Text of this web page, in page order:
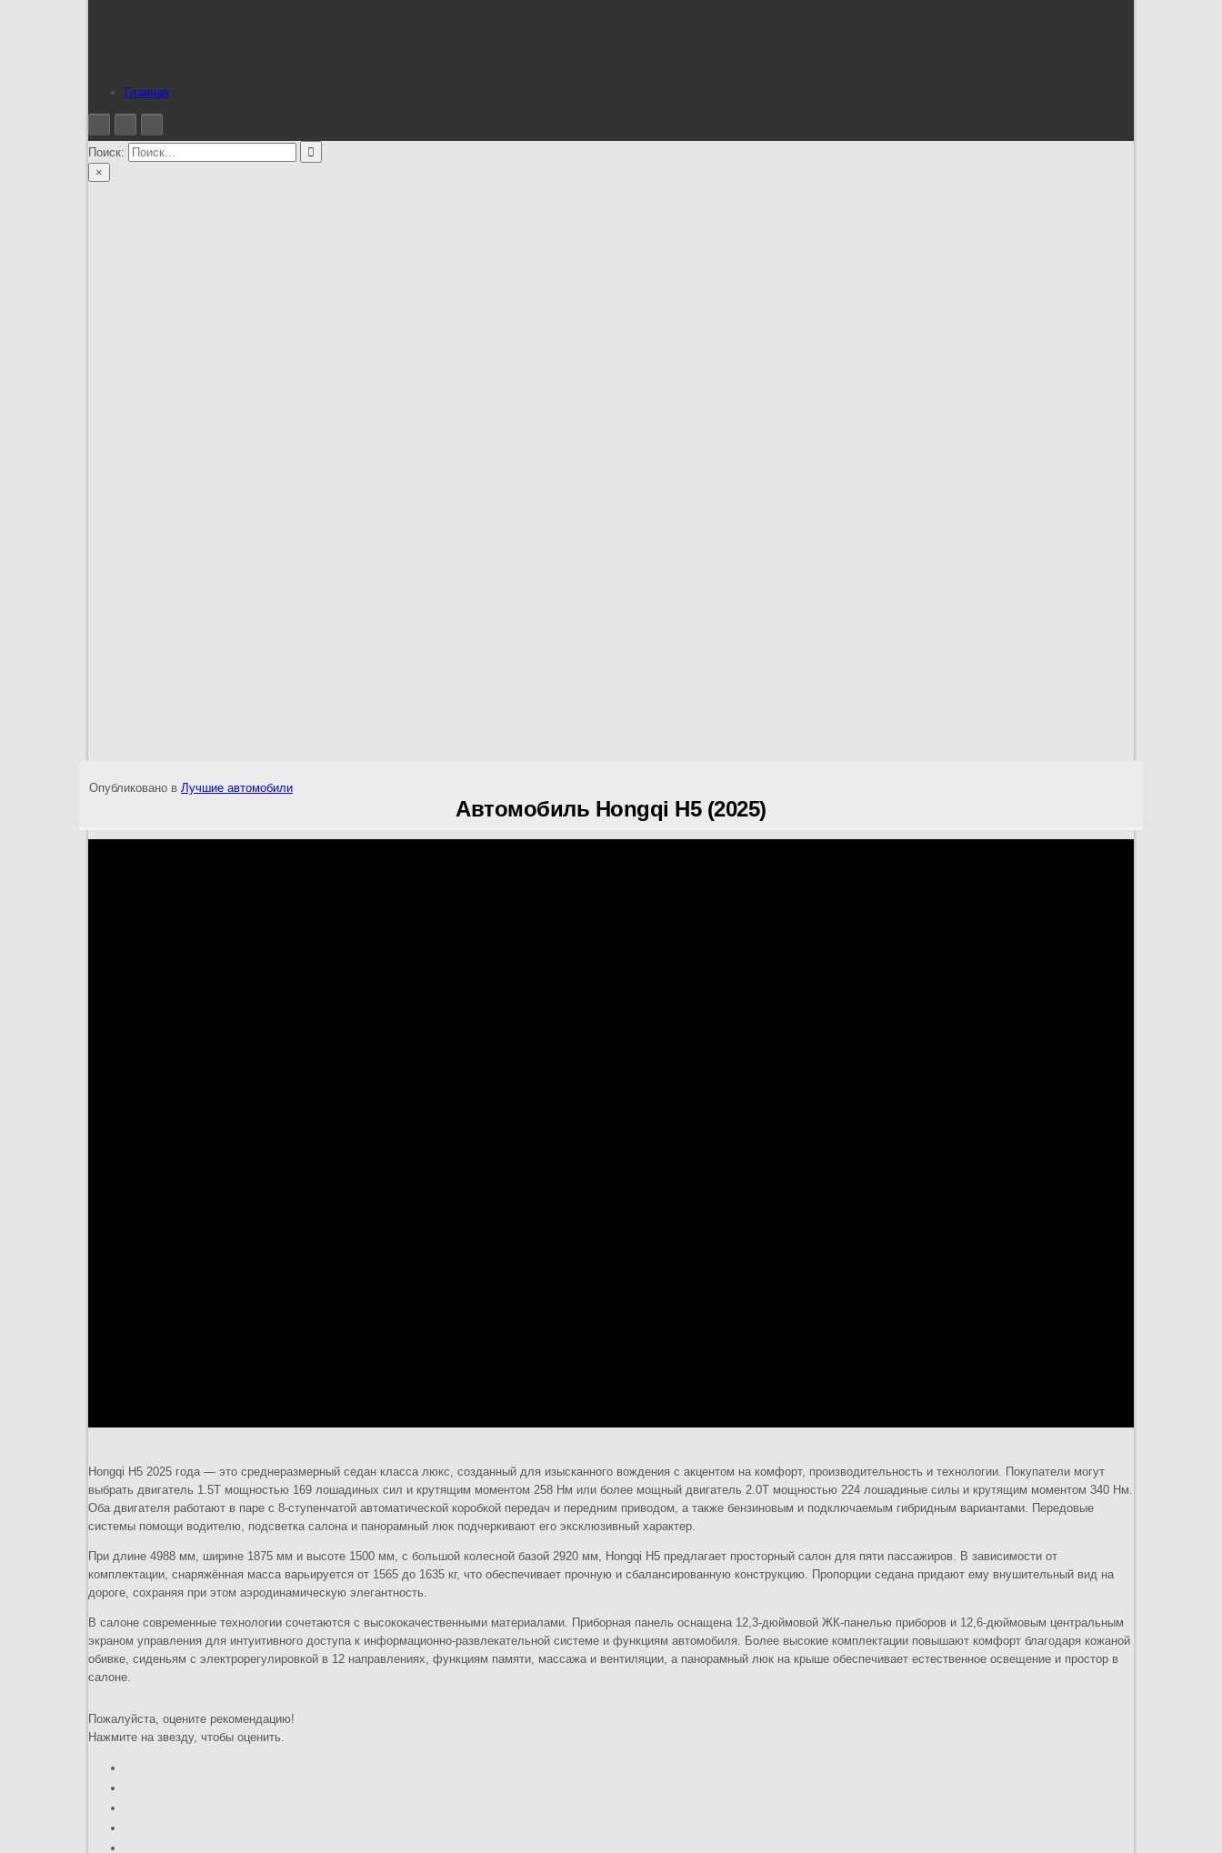
Главная
Поиск:
×
Опубликовано в Лучшие автомобили
Автомобиль Hongqi H5 (2025)
Hongqi H5 2025 года — это среднеразмерный седан класса люкс, созданный для изысканного вождения с акцентом на комфорт, производительность и технологии. Покупатели могут
выбрать двигатель 1.5T мощностью 169 лошадиных сил и крутящим моментом 258 Нм или более мощный двигатель 2.0T мощностью 224 лошадиные силы и крутящим моментом 340 Нм.
Оба двигателя работают в паре с 8-ступенчатой автоматической коробкой передач и передним приводом, а также бензиновым и подключаемым гибридным вариантами. Передовые
системы помощи водителю, подсветка салона и панорамный люк подчеркивают его эксклюзивный характер.
При длине 4988 мм, ширине 1875 мм и высоте 1500 мм, с большой колесной базой 2920 мм, Hongqi H5 предлагает просторный салон для пяти пассажиров. В зависимости от
комплектации, снаряжённая масса варьируется от 1565 до 1635 кг, что обеспечивает прочную и сбалансированную конструкцию. Пропорции седана придают ему внушительный вид на
дороге, сохраняя при этом аэродинамическую элегантность.
В салоне современные технологии сочетаются с высококачественными материалами. Приборная панель оснащена 12,3-дюймовой ЖК-панелью приборов и 12,6-дюймовым центральным
экраном управления для интуитивного доступа к информационно-развлекательной системе и функциям автомобиля. Более высокие комплектации повышают комфорт благодаря кожаной
обивке, сиденьям с электрорегулировкой в 12 направлениях, функциям памяти, массажа и вентиляции, а панорамный люк на крыше обеспечивает естественное освещение и простор в
салоне.
Пожалуйста, оцените рекомендацию!
Нажмите на звезду, чтобы оценить.